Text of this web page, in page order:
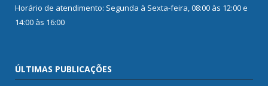
Horário de atendimento: Segunda à Sexta-feira, 08:00 às 12:00 e
14:00 às 16:00
ÚLTIMAS PUBLICAÇÕES